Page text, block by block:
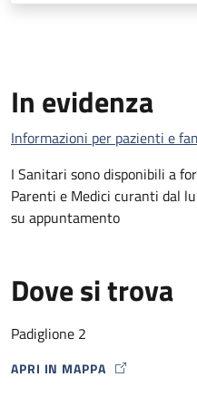
In evidenza
Informazioni per pazienti e
I Sanitari sono disponibili a
Parenti e Medici curanti dal
su appuntamento
Dove si trova
Padiglione 2
APRI IN MAPPA
MAP ICON